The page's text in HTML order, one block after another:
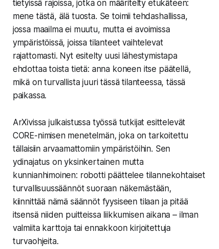
tietyissä rajoissa, jotka on määritelty etukäteen:
mene tästä, älä tuosta. Se toimii tehdashallissa,
jossa maailma ei muutu, mutta ei avoimissa
ympäristöissä, joissa tilanteet vaihtelevat
rajattomasti. Nyt esitelty uusi lähestymistapa
ehdottaa toista tietä: anna koneen itse päätellä,
mikä on turvallista juuri tässä tilanteessa, tässä
paikassa.
ArXivissa julkaistussa työssä tutkijat esittelevät
CORE-nimisen menetelmän, joka on tarkoitettu
tällaisiin arvaamattomiin ympäristöihin. Sen
ydinajatus on yksinkertainen mutta
kunnianhimoinen: robotti päättelee tilannekohtaiset
turvallisuussäännöt suoraan näkemästään,
kiinnittää nämä säännöt fyysiseen tilaan ja pitää
itsensä niiden puitteissa liikkumisen aikana – ilman
valmiita karttoja tai ennakkoon kirjoitettuja
turvaohjeita.